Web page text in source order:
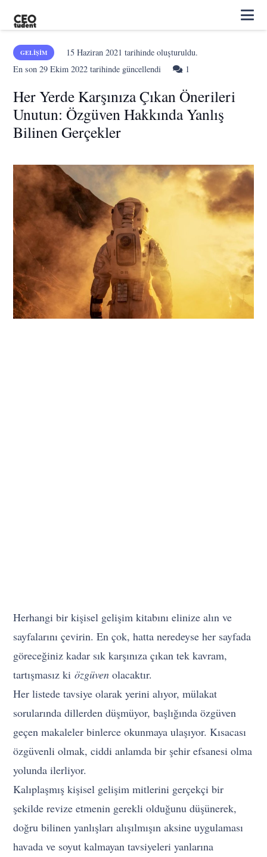
GELIŞIM 15 Haziran 2021 tarihinde oluşturuldu.
En son29 Ekim 2022 tarihinde güncellendi 1
Her Yerde Karşınıza Çıkan Önerileri
Unutun: Özgüven Hakkında Yanlış
Bilinen Gerçekler
Herhangi bir kişisel gelişim kitabını elinize alın ve
sayfalarını çevirin. En çok, hatta neredeyse her sayfada
göreceğiniz kadar sık karşınıza çıkan tek kavram,
tartışmasız kiözgüvenolacaktır.
Her listede tavsiye olarak yerini alıyor, mülakat
sorularında dillerden düşmüyor, başlığında özgüven
geçen makaleler binlerce okunmaya ulaşıyor. Kısacası
özgüvenli olmak, ciddi anlamda bir şehir efsanesi olma
yolunda ilerliyor.
Kalıplaşmış kişisel gelişim mitlerini gerçekçi bir
şekilde revize etmenin gerekli olduğunu düşünerek,
doğru bilinen yanlışları alışılmışın aksine uygulaması
havada ve soyut kalmayan tavsiyeleri yanlarına